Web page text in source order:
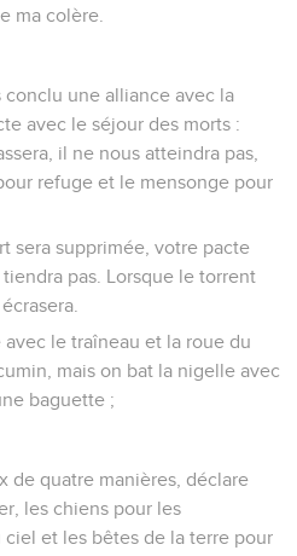
ma colère.
conclu une alliance avec la
avec le séjour des morts :
il ne nous atteindra pas,
refuge et le mensonge pour
sera supprimée, votre pacte
pas. Lorsque le torrent
avec le traîneau et la roue du
mais on bat la nigelle avec
baguette ;
de quatre manières, déclare
les chiens pour les
et les bêtes de la terre pour